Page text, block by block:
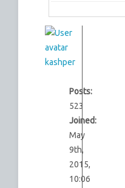
kashper
Posts:
523
Joined:
May
9th,
2015,
10:06